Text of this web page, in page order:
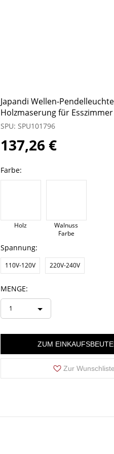
Japandi Wellen-
Holzmaserung für
SPU: SPU101796
137,26 €
Farbe:
Holz
Walnuss
Farbe
Spannung:
110V-120V 220V-240V
MENGE:
1
ZUM
Zur